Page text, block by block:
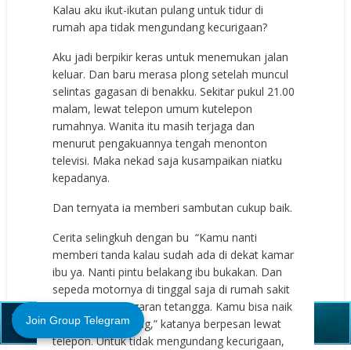
Kalau aku ikut-ikutan pulang untuk tidur di
rumah apa tidak mengundang kecurigaan?
Aku jadi berpikir keras untuk menemukan jalan
keluar. Dan baru merasa plong setelah muncul
selintas gagasan di benakku. Sekitar pukul 21.00
malam, lewat telepon umum kutelepon
rumahnya. Wanita itu masih terjaga dan
menurut pengakuannya tengah menonton
televisi. Maka nekad saja kusampaikan niatku
kepadanya.
Dan ternyata ia memberi sambutan cukup baik.
Cerita selingkuh dengan bu “Kamu nanti
memberi tanda kalau sudah ada di dekat kamar
ibu ya. Nanti pintu belakang ibu bukakan. Dan
sepeda motornya di tinggal saja di rumah sakit
biar tidak kedengaran tetangga. Kamu bisa naik
becak untuk pulang,” katanya berpesan lewat
telepon. Untuk tidak mengundang kecurigaan,
Close (X)
Join Group Telegram